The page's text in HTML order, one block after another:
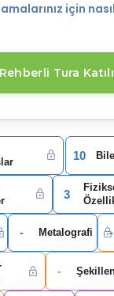
için nasıl
Rehberli Tura
10
3
- Metalografi -
-